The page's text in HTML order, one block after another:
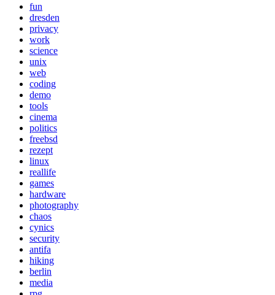
fun
dresden
privacy
work
science
unix
web
coding
demo
tools
cinema
politics
freebsd
rezept
linux
reallife
games
hardware
photography
chaos
cynics
security
antifa
hiking
berlin
media